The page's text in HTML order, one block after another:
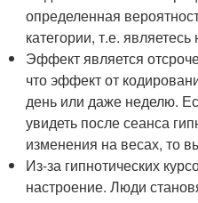
определенная
категории, т.е.
Эффект является
что эффект от
день или даже неделю.
увидеть после сеанса
изменения на весах, то
Из-за гипнотических
настроение. Люди